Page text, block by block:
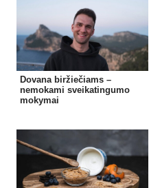
Dovana biržiečiams –
nemokami sveikatingumo
mokymai